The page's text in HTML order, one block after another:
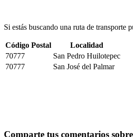
Si estás buscando una ruta de transporte
Código Postal
Localidad
70777
San Pedro Huilotepec
70777
San José del Palmar
Comparte tus comentarios